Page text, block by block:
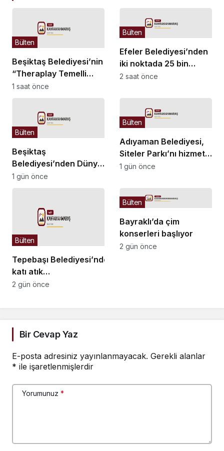
Beşiktaş Belediyesi’nin
“Theraplay Temelli
Oyun Grubu Atölyesi”
başlıyor
Bülten
1 saat önce
Efeler Belediyesi’nden
iki noktada 25 bin
metrekarelik dönüşüm
Bülten
2 saat önce
Beşiktaş
Belediyesi’nden Dünya
Kediler Günü’ne özel
“Kedi Müzesi” etkinliği
Bülten
1 gün önce
Adıyaman Belediyesi,
Siteler Parkı’nı hizmete
açıyor
Bülten
1 gün önce
Tepebaşı Belediyesi’nden
katı atık
bedeli açıklaması:
Bülten
2 gün önce
Bayraklı’da çim
konserleri başlıyor
Bülten
2 gün önce
Bir Cevap Yaz
E-posta adresiniz yayınlanmayacak. Gerekli alanlar
* ile işaretlenmişlerdir
Yorumunuz *